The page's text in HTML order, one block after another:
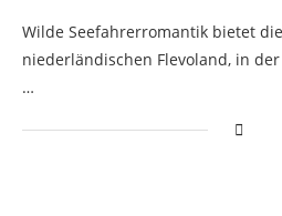
Wilde Seefahrerromantik bietet
niederländischen Flevoland, in
…